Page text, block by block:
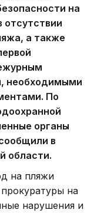
на
отсутствии
а также
необходимыми
По
органы
в
области.
на пляжи
на
нарушения и